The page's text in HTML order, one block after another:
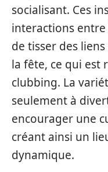
socialisant. Ces
interactions
de tisser des
la fête, ce qui est
clubbing. La
seulement à
encourager une
créant ainsi un
dynamique.